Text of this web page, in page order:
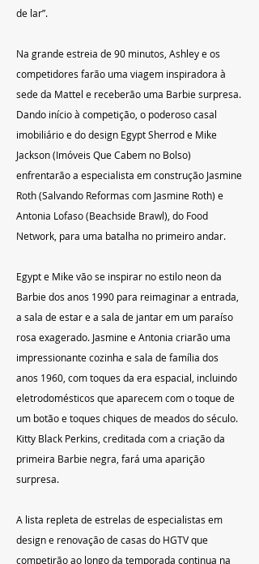
de lar”.
Na grande estreia de 90 minutos, Ashley e os
competidores farão uma viagem inspiradora à
sede da Mattel e receberão uma Barbie surpresa.
Dando início à competição, o poderoso casal
imobiliário e do design Egypt Sherrod e Mike
Jackson (Imóveis Que Cabem no Bolso)
enfrentarão a especialista em construção Jasmine
Roth (Salvando Reformas com Jasmine Roth) e
Antonia Lofaso (Beachside Brawl), do Food
Network, para uma batalha no primeiro andar.
Egypt e Mike vão se inspirar no estilo neon da
Barbie dos anos 1990 para reimaginar a entrada,
a sala de estar e a sala de jantar em um paraíso
rosa exagerado. Jasmine e Antonia criarão uma
impressionante cozinha e sala de família dos
anos 1960, com toques da era espacial, incluindo
eletrodomésticos que aparecem com o toque de
um botão e toques chiques de meados do século.
Kitty Black Perkins, creditada com a criação da
primeira Barbie negra, fará uma aparição
surpresa.
A lista repleta de estrelas de especialistas em
design e renovação de casas do HGTV que
competirão ao longo da temporada continua na